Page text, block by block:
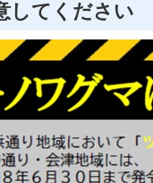
してください